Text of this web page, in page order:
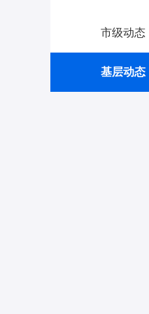
市级动态
基层动态